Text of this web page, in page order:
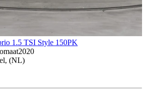
1.5 TSI Style 150PK
2020
(NL)